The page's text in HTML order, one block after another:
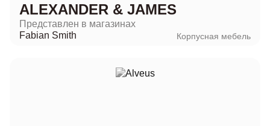
ALEXANDER & JAMES
Представлен в магазинах
Fabian Smith
Корпусная мебель